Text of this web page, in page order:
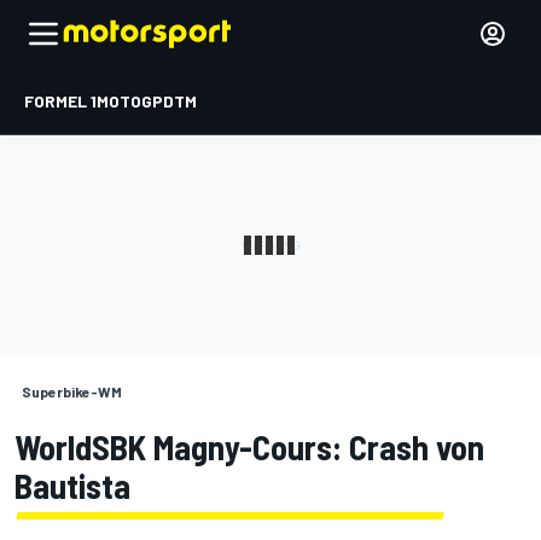
FORMEL 1MOTOGPDTM
Superbike-WM
WorldSBK Magny-Cours: Crash von
Bautista